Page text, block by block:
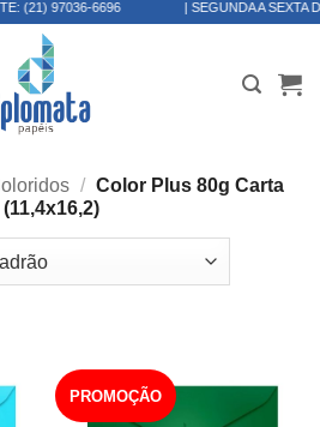
6696 | SEGUNDA A SEXTA DAS 8:00H
/ Color Plus 80g Carta
(11,4x16,2)
PROMOÇÃO